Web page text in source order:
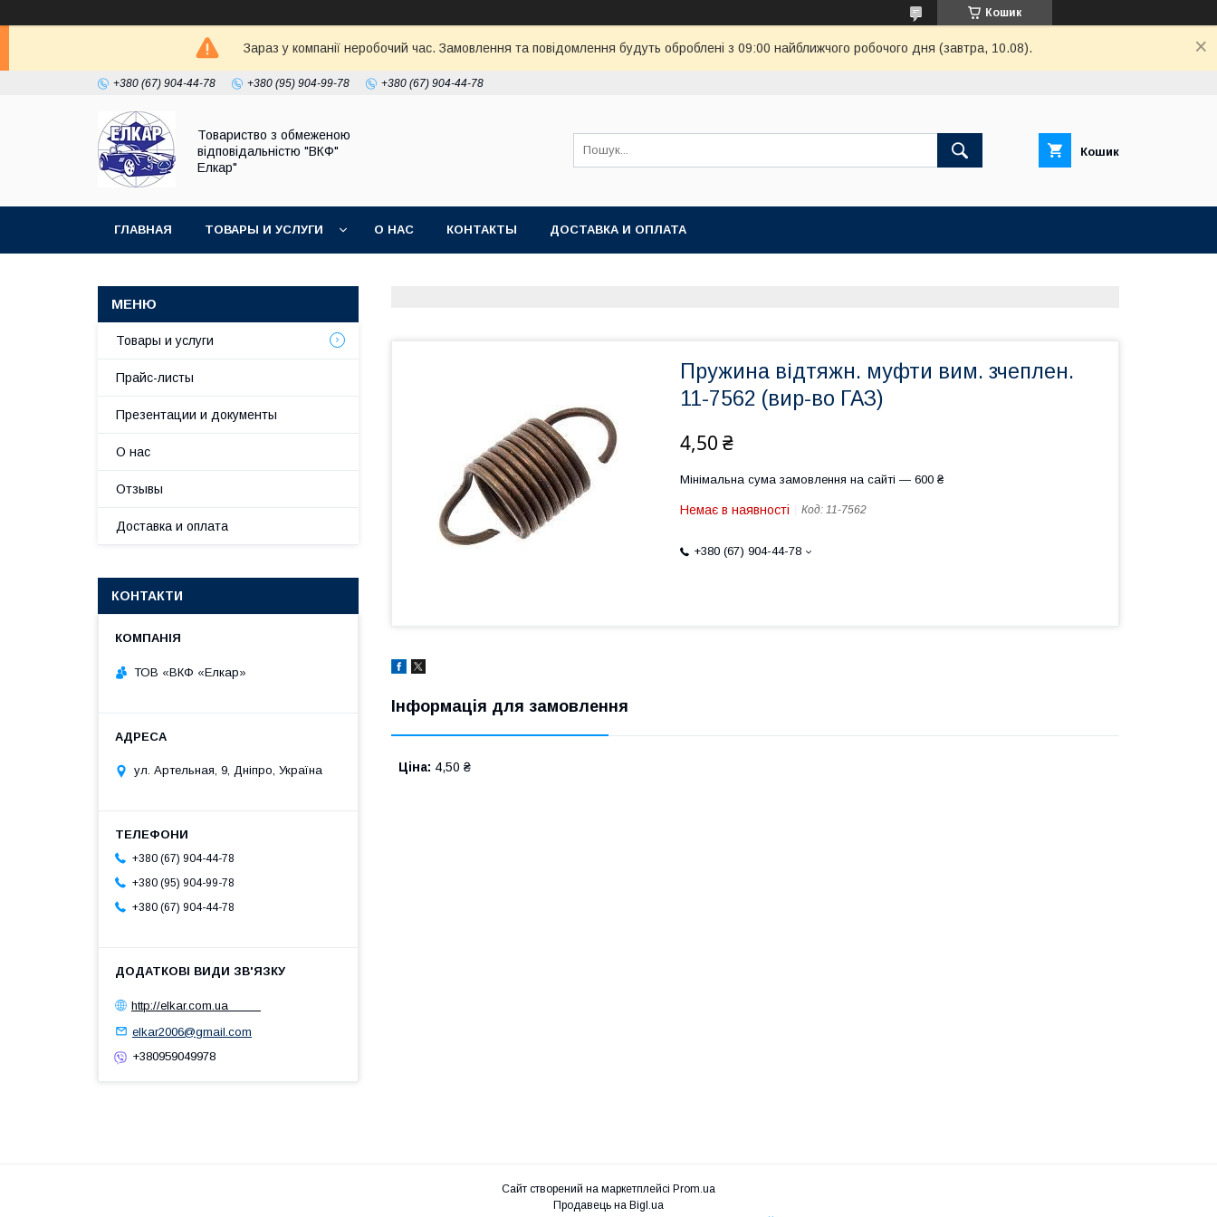
Кошик
Зараз у компанії неробочий час. Замовлення та повідомлення будуть оброблені з 09:00 найближчого робочого дня (завтра, 10.08).
+380 (67) 904-44-78 +380 (95) 904-99-78 +380 (67) 904-44-78
Товариство з обмеженою
відповідальністю "ВКФ"
Елкар"
Кошик
ГЛАВНАЯ ТОВАРЫ И УСЛУГИ О НАС КОНТАКТЫ ДОСТАВКА И ОПЛАТА
Пружина відтяжн. муфти вим. зчеплен.
11-7562 (вир-во ГАЗ)
4,50 ₴
Мінімальна сума замовлення на сайті — 600 ₴
Немає в наявності Код: 11-7562
+380 (67) 904-44-78
Інформація для замовлення
Ціна: 4,50 ₴
Товары и услуги
Прайс-листы
Презентации и документы
О нас
Отзывы
Доставка и оплата
КОНТАКТИ
ТОВ «ВКФ «Елкар»
ул. Артельная, 9, Дніпро, Україна
+380 (67) 904-44-78
+380 (95) 904-99-78
+380 (67) 904-44-78
http://elkar.com.ua
elkar2006@gmail.com
+380959049978
Сайт створений на маркетплейсі Prom.ua
Продавець на Bigl.ua